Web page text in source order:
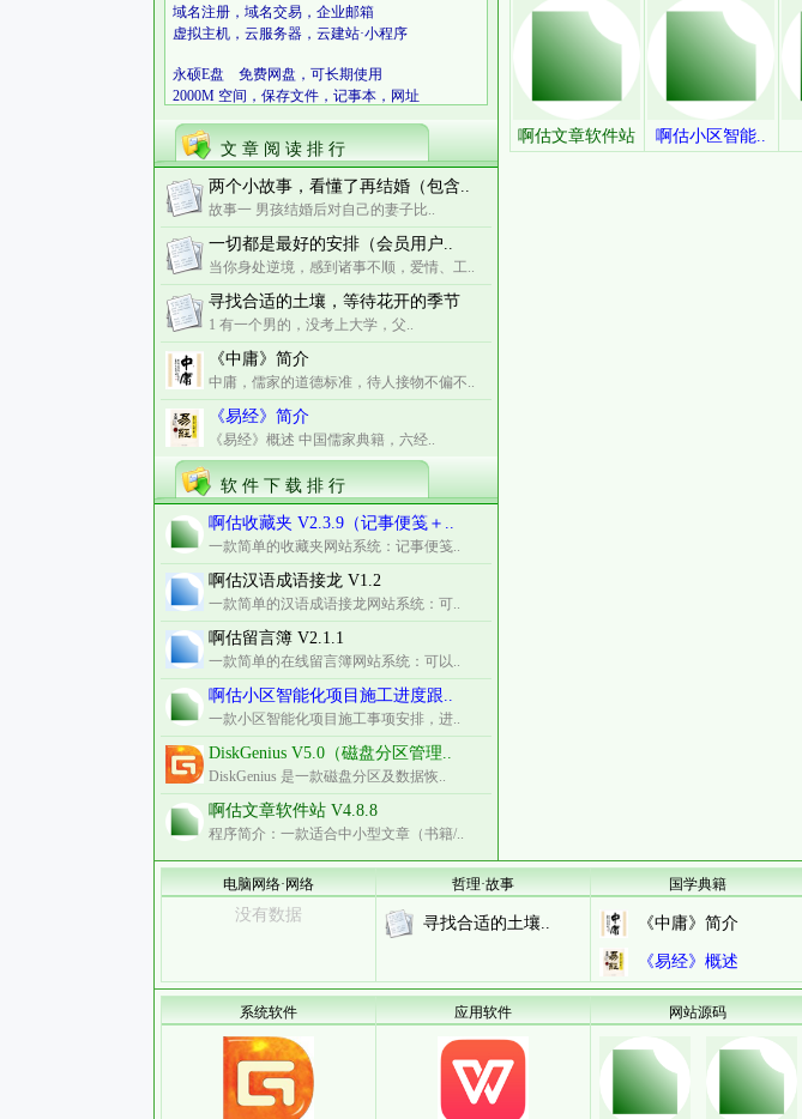
域名注册，域名交易，企业邮箱
虚拟主机，云服务器，云建站·小程序
永硕E盘 免费网盘，可长期使用
2000M 空间，保存文件，记事本，网址
文 章 阅 读 排 行
两个小故事，看懂了再结婚（包含..
故事一 男孩结婚后对自己的妻子比..
一切都是最好的安排（会员用户..
当你身处逆境，感到诸事不顺，爱情、工..
寻找合适的土壤，等待花开的季节
1 有一个男的，没考上大学，父..
《中庸》简介
中庸，儒家的道德标准，待人接物不偏不..
《易经》简介
《易经》概述 中国儒家典籍，六经..
软 件 下 载 排 行
啊估收藏夹 V2.3.9（记事便笺＋..
一款简单的收藏夹网站系统：记事便笺..
啊估汉语成语接龙 V1.2
一款简单的汉语成语接龙网站系统：可..
啊估留言簿 V2.1.1
一款简单的在线留言簿网站系统：可以..
啊估小区智能化项目施工进度跟..
一款小区智能化项目施工事项安排，进..
DiskGenius V5.0（磁盘分区管理..
DiskGenius 是一款磁盘分区及数据恢..
啊估文章软件站 V4.8.8
程序简介：一款适合中小型文章（书籍/..
啊估文章软件站 啊估小区智能..
电脑网络·网络
没有数据
哲理·故事
寻找合适的土壤..
国学典籍
《中庸》简介
《易经》概述
系统软件 应用软件 网站源码